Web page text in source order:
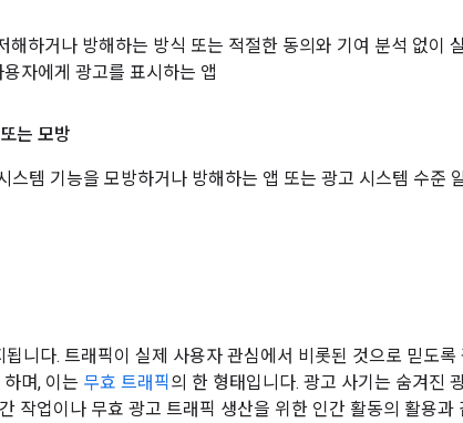
해하거나 방해하는 방식 또는 적절한 동의와 기여 분석 없이
자에게 광고를 표시하는 앱
는 모방
스템 기능을 모방하거나 방해하는 앱 또는 광고 시스템 수준
니다. 트래픽이 실제 사용자 관심에서 비롯된 것으로 믿도
며, 이는 무효 트래픽 의 한 형태입니다. 광고 사기는 숨겨진
작업이나 무효 광고 트래픽 생산을 위한 인간 활동의 활용